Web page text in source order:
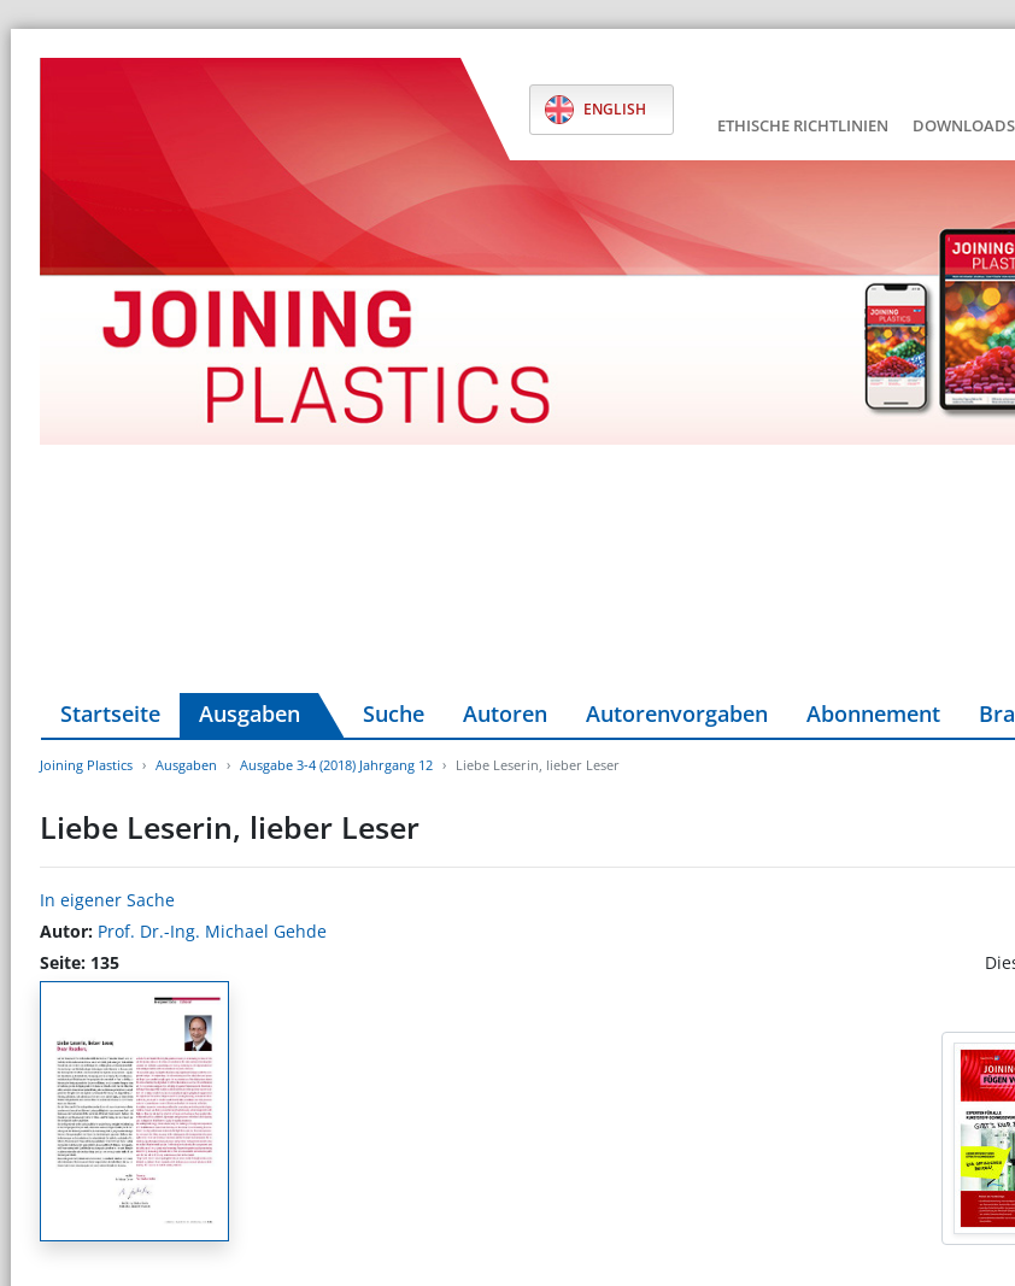
ENGLISH
ETHISCHE RICHTLINIEN DOWNLOADS
Startseite Ausgaben Suche Autoren Autorenvorgaben Abonnement
Joining Plastics Ausgaben Ausgabe 3-4 (2018) Jahrgang 12 Liebe Leserin, lieber Leser
Liebe Leserin, lieber Leser
In eigener Sache
Autor: Prof. Dr.-Ing. Michael Gehde
Seite: 135